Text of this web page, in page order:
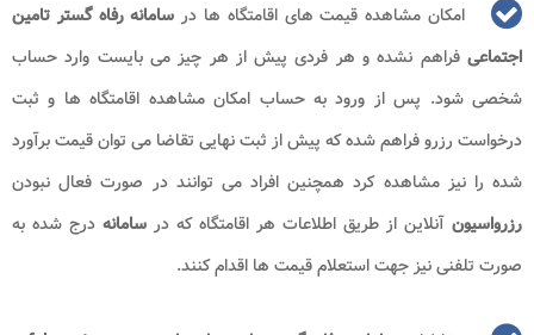
امکان مشاهده قیمت های اقامتگاه ها در سامانه رفاه گستر تامین
اجتماعیفراهم نشده و هر فردی پیش از هر چیز می بایست وارد حساب
شخصی شود. پس از ورود به حساب امکان مشاهده اقامتگاه ها و ثبت
درخواست رزرو فراهم شده که پیش از ثبت نهایی تقاضا می توان قیمت برآورد
شده را نیز مشاهده کرد همچنین افراد می توانند در صورت فعال نبودن
رزرواسیون آنلاین از طریق اطلاعات هر اقامتگاه که در سامانه درج شده به
صورت تلفنی نیز جهت استعلام قیمت ها اقدام کنند.